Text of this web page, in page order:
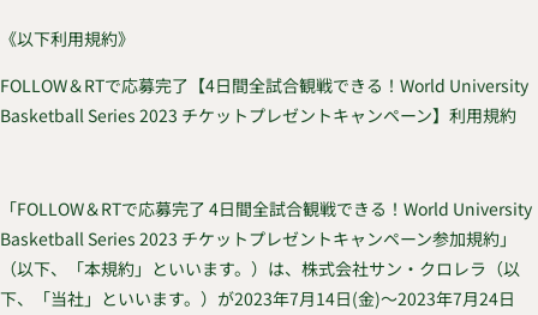
《以下利用規約》
FOLLOW＆RTで応募完了【4日間全試合観戦できる！World University
Basketball Series 2023 チケットプレゼントキャンペーン】利用規約
「FOLLOW＆RTで応募完了 4日間全試合観戦できる！World University
Basketball Series 2023 チケットプレゼントキャンペーン参加規約」
（以下、「本規約」といいます。）は、株式会社サン・クロレラ（以
下、「当社」といいます。）が2023年7月14日(金)～2023年7月24日